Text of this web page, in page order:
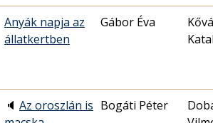
Anyák napja az
állatkertben
Gábor Éva
🔈 Az oroszlán is Bogáti Péter